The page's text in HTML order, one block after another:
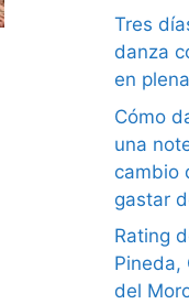
Tres
danza
en
Cómo
una
cambio
gastar
Rating
Pineda,
del